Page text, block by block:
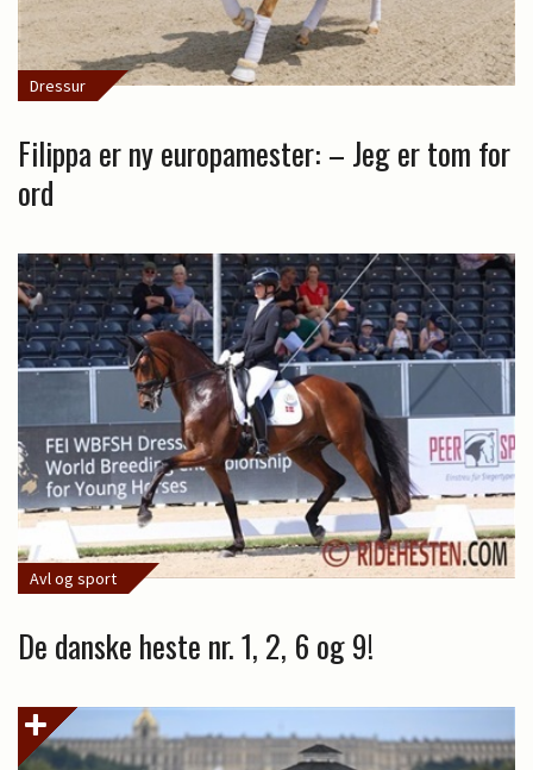
Dressur
Filippa er ny europamester: – Jeg er tom for
ord
Avl og sport
De danske heste nr. 1, 2, 6 og 9!